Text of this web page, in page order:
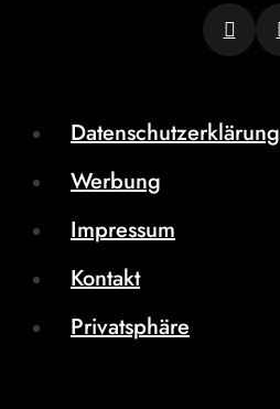
Datenschutzerklärung
Werbung
Impressum
Kontakt
Privatsphäre